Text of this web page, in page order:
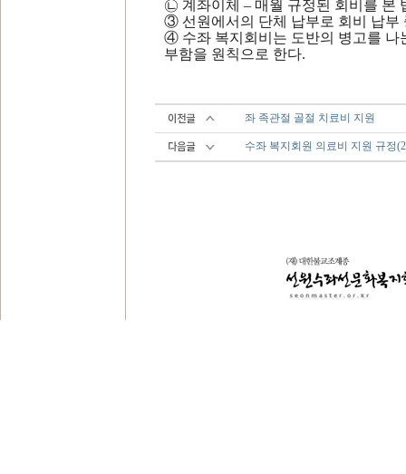
㉡ 계좌이체 – 매월 규정된 회비를 본
③ 선원에서의 단체 납부로 회비 납
④ 수좌 복지회비는 도반의 병고를 나
부함을 원칙으로 한다.
좌 족관절 골절 치료비 지원
수좌 복지회원 의료비 지원 규정